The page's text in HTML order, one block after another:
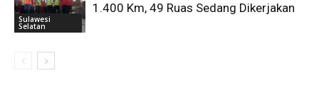
Sulawesi
Selatan
1.400 Km, 49 Ruas Sedang Dikerjakan